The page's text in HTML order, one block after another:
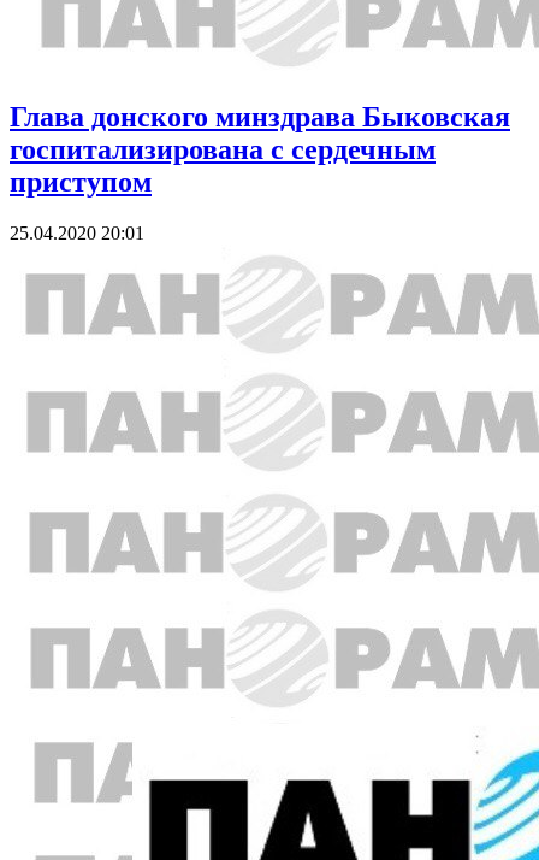
Глава донского минздрава Быковская
госпитализирована с сердечным
приступом
25.04.2020 20:01